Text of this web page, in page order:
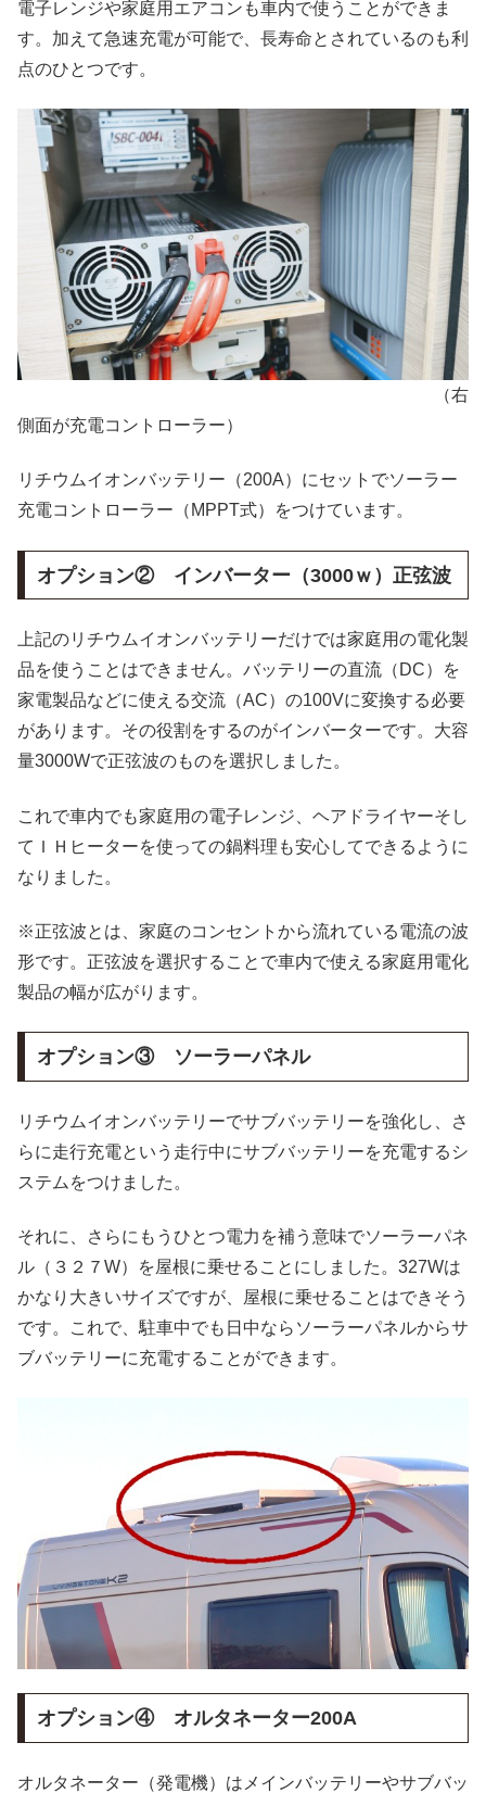
電子レンジや家庭用エアコンも車内で使うことができま
す。加えて急速充電が可能で、長寿命とされているのも利
点のひとつです。
（右
側面が充電コントローラー）
リチウムイオンバッテリー（200A）にセットでソーラー
充電コントローラー（MPPT式）をつけています。
オプション② インバーター（3000ｗ）正弦波
上記のリチウムイオンバッテリーだけでは家庭用の電化製
品を使うことはできません。バッテリーの直流（DC）を
家電製品などに使える交流（AC）の100Vに変換する必要
があります。その役割をするのがインバーターです。大容
量3000Wで正弦波のものを選択しました。
これで車内でも家庭用の電子レンジ、ヘアドライヤーそし
てＩＨヒーターを使っての鍋料理も安心してできるように
なりました。
※正弦波とは、家庭のコンセントから流れている電流の波
形です。正弦波を選択することで車内で使える家庭用電化
製品の幅が広がります。
オプション③ ソーラーパネル
リチウムイオンバッテリーでサブバッテリーを強化し、さ
らに走行充電という走行中にサブバッテリーを充電するシ
ステムをつけました。
それに、さらにもうひとつ電力を補う意味でソーラーパネ
ル（３２７W）を屋根に乗せることにしました。327Wは
かなり大きいサイズですが、屋根に乗せることはできそう
です。これで、駐車中でも日中ならソーラーパネルからサ
ブバッテリーに充電することができます。
オプション④ オルタネーター200A
オルタネーター（発電機）はメインバッテリーやサブバッ